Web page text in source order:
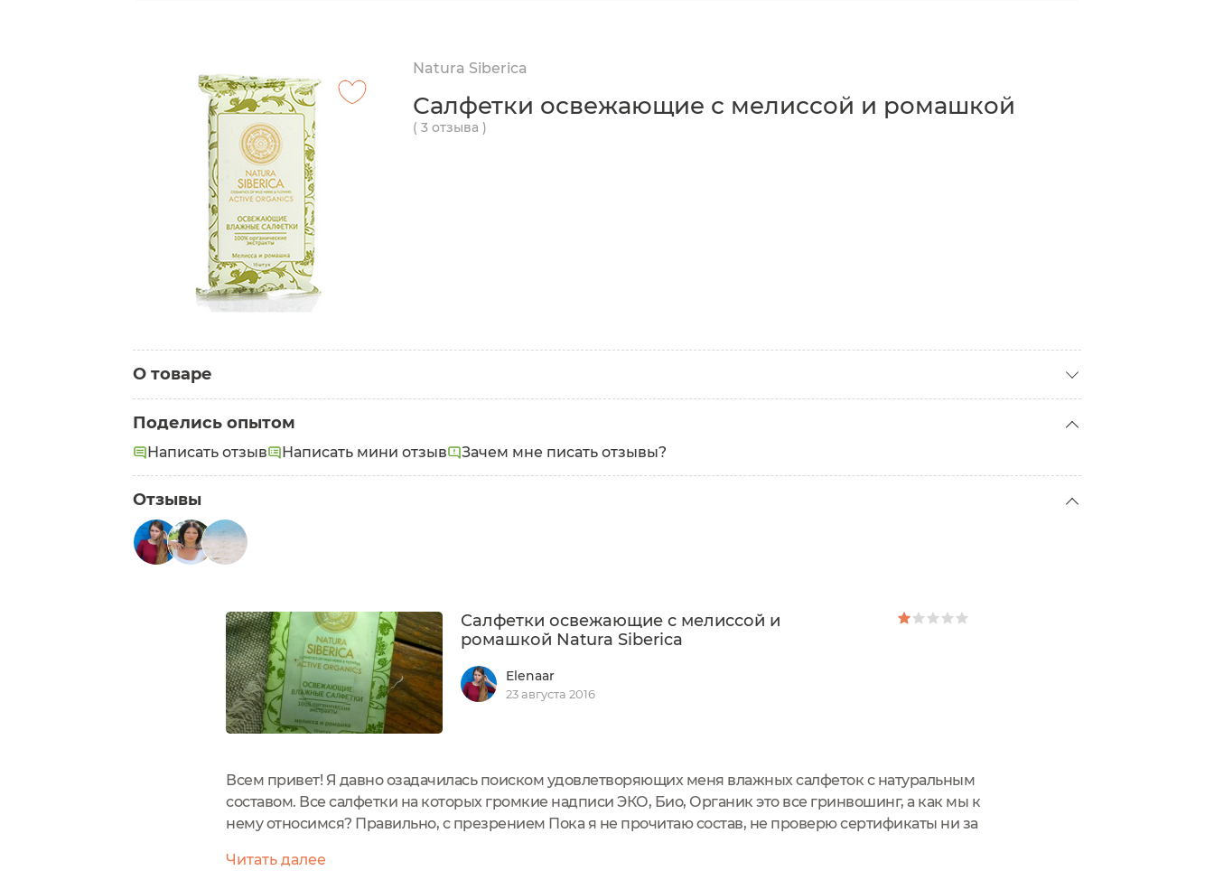
Natura Siberica
Салфетки освежающие с мелиссой и ромашкой
( 3 отзыва )
О товаре
Поделись опытом
Написать отзыв Написать мини отзыв Зачем мне писать отзывы?
Отзывы
Салфетки освежающие с мелиссой и
ромашкой Natura Siberica
Elenaar
23 августа 2016
Всем привет! Я давно озадачилась поиском удовлетворяющих меня влажных салфеток с натуральным
составом. Все салфетки на которых громкие надписи ЭКО, Био, Органик это все гринвошинг, а как мы к
нему относимся? Правильно, с презрением Пока я не прочитаю состав, не проверю сертификаты ни за
Читать далее